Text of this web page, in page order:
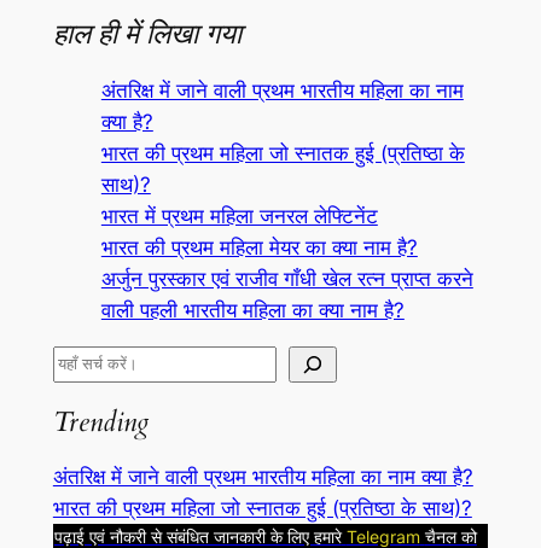
हाल ही में लिखा गया
अंतरिक्ष में जाने वाली प्रथम भारतीय महिला का नाम
क्या है?
भारत की प्रथम महिला जो स्नातक हुई (प्रतिष्ठा के
साथ)?
भारत में प्रथम महिला जनरल लेफ्टिनेंट
भारत की प्रथम महिला मेयर का क्या नाम है?
अर्जुन पुरस्कार एवं राजीव गाँधी खेल रत्न प्राप्त करने
वाली पहली भारतीय महिला का क्या नाम है?
S
a
c
h
Trending
अंतरिक्ष में जाने वाली प्रथम भारतीय महिला का नाम क्या है?
भारत की प्रथम महिला जो स्नातक हुई (प्रतिष्ठा के साथ)?
पढ़ाई एवं नौकरी से संबंधित जानकारी के लिए हमारे Telegram चैनल को